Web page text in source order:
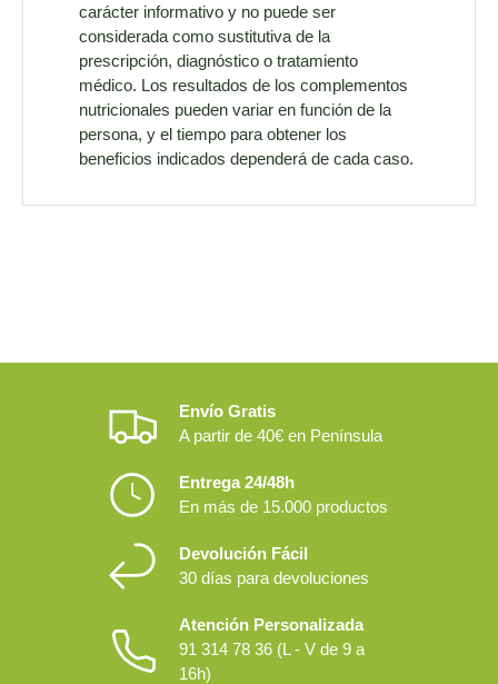
carácter informativo y no puede ser
considerada como sustitutiva de la
prescripción, diagnóstico o tratamiento
médico. Los resultados de los complementos
nutricionales pueden variar en función de la
persona, y el tiempo para obtener los
beneficios indicados dependerá de cada caso.
Envío Gratis
A partir de 40€ en Península
Entrega 24/48h
En más de 15.000 productos
Devolución Fácil
30 días para devoluciones
Atención Personalizada
91 314 78 36 (L - V de 9 a
16h)